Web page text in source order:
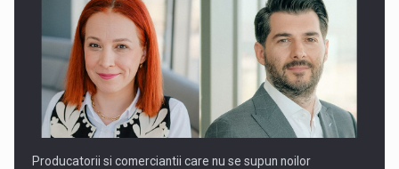
Webinar - Business Evolution-RETHINK STRATEGY-Finantare
Investitii Digitalizare
Producatorii si comerciantii care nu se supun noilor